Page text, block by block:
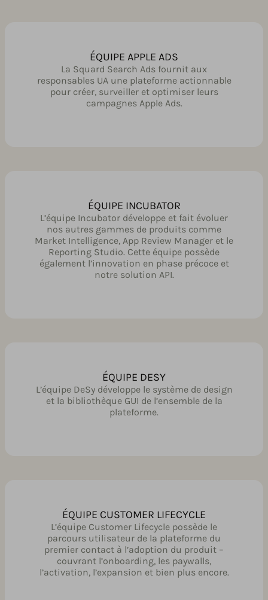
ÉQUIPE APPLE ADS
La Squard Search Ads fournit aux
responsables UA une plateforme actionnable
pour créer, surveiller et optimiser leurs
campagnes Apple Ads.
ÉQUIPE INCUBATOR
L’équipe Incubator développe et fait évoluer
nos autres gammes de produits comme
Market Intelligence, App Review Manager et le
Reporting Studio. Cette équipe possède
également l’innovation en phase précoce et
notre solution API.
ÉQUIPE DESY
L’équipe DeSy développe le système de design
et la bibliothèque GUI de l’ensemble de la
plateforme.
ÉQUIPE CUSTOMER LIFECYCLE
L’équipe Customer Lifecycle possède le
parcours utilisateur de la plateforme du
premier contact à l’adoption du produit –
couvrant l’onboarding, les paywalls,
l’activation, l’expansion et bien plus encore.